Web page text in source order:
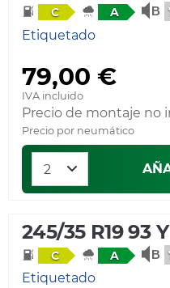
C A
Etiquetado
79,00 €
IVA incluido
Precio de montaje no
Precio por neumático
245/35 R19 93 Y
C A
Etiquetado